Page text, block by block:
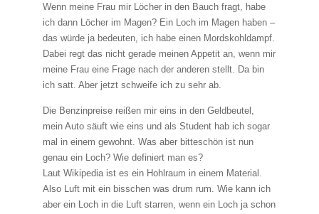
Wenn meine Frau mir Löcher in den Bauch fragt, habe
ich dann Löcher im Magen? Ein Loch im Magen haben –
das würde ja bedeuten, ich habe einen Mordskohldampf.
Dabei regt das nicht gerade meinen Appetit an, wenn mir
meine Frau eine Frage nach der anderen stellt. Da bin
ich satt. Aber jetzt schweife ich zu sehr ab.
Die Benzinpreise reißen mir eins in den Geldbeutel,
mein Auto säuft wie eins und als Student hab ich sogar
mal in einem gewohnt. Was aber bitteschön ist nun
genau ein Loch? Wie definiert man es?
Laut Wikipedia ist es ein Hohlraum in einem Material.
Also Luft mit ein bisschen was drum rum. Wie kann ich
aber ein Loch in die Luft starren, wenn ein Loch ja schon